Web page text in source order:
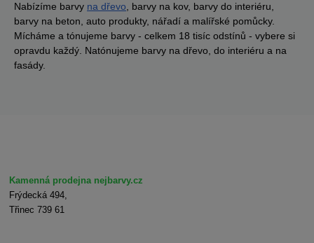
Nabízíme barvy na dřevo, barvy na kov, barvy do interiéru,
barvy na beton, auto produkty, nářadí a malířské pomůcky.
Mícháme a tónujeme barvy - celkem 18 tisíc odstínů - vybere si
opravdu každý. Natónujeme barvy na dřevo, do interiéru a na
fasády.
Kamenná prodejna nejbarvy.cz
Frýdecká 494,
Třinec 739 61